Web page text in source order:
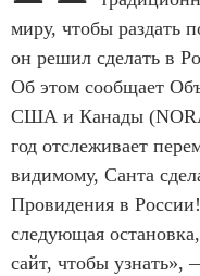
миру, чтобы раздать
он решил сделать в
Об этом сообщает
США и Канады
год отслеживает
видимому, Санта
Провидения в
следующая
сайт, чтобы узнать»,